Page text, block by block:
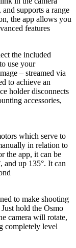
supports a range
the app allows you
features
the included
use your
– streamed via
to achieve an
holder disconnects
accessories,
which serve to
in relation to
the app, it can be
and up 135°. It can
to make shooting
Just hold the Osmo
camera will rotate,
completely level